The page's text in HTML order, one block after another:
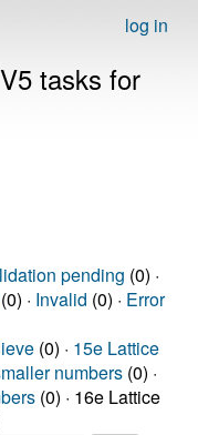
log in
tasks for
pending (0) ·
(0) · Invalid (0) · Error
(0) · 15e Lattice
numbers (0) ·
(0) · 16e Lattice